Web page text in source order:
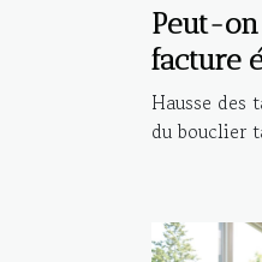
Peut-
facture
Hausse des
du bouclier